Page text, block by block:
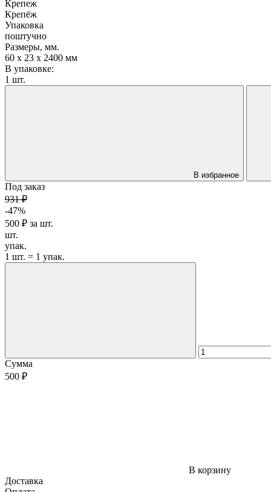
Крепеж
Крепёж
Упаковка
поштучно
Размеры, мм.
60 х 23 х 2400 мм
В упаковке:
1 шт.
В избранное
Под заказ
931 ₽
-47%
500 ₽ за шт.
шт.
упак.
1 шт. = 1 упак.
Сумма
500 ₽
В корзину
Доставка